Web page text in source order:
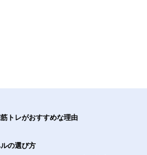
トレがおすすめな理由
の選び方